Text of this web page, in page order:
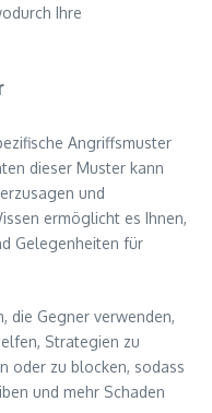
Ihre
Angriffsmuster
dieser Muster kann
und
ermöglicht es Ihnen,
Gelegenheiten für
die Gegner verwenden,
Strategien zu
oder zu blocken, sodass
und mehr Schaden